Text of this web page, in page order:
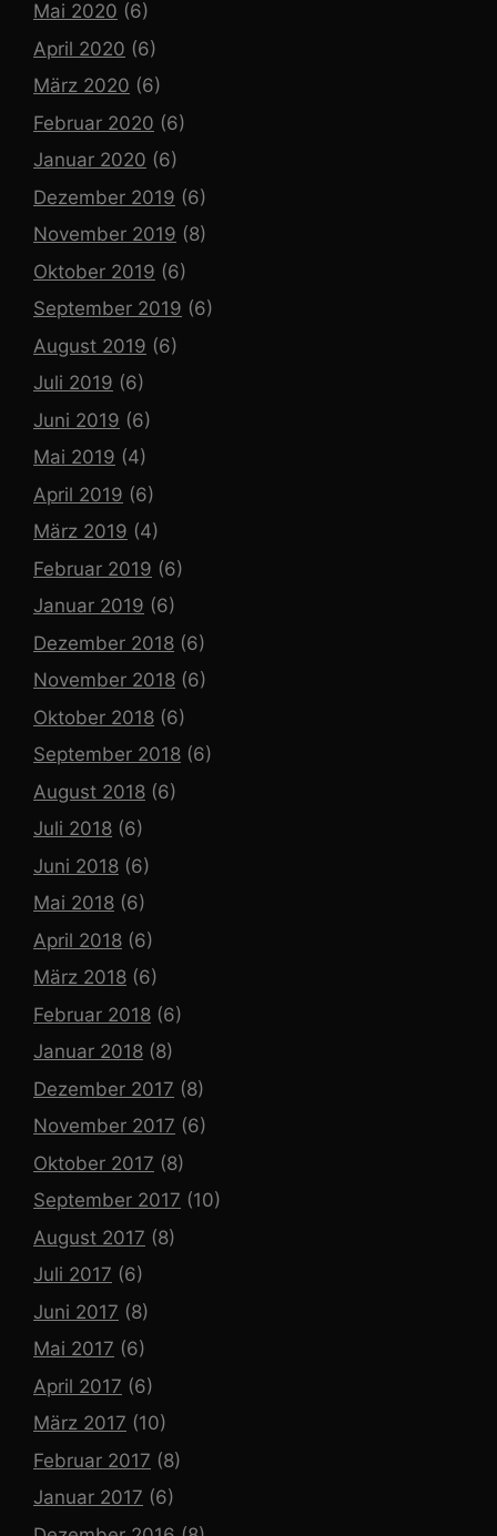
Mai 2020 (6)
April 2020 (6)
März 2020 (6)
Februar 2020 (6)
Januar 2020 (6)
Dezember 2019 (6)
November 2019 (8)
Oktober 2019 (6)
September 2019 (6)
August 2019 (6)
Juli 2019 (6)
Juni 2019 (6)
Mai 2019 (4)
April 2019 (6)
März 2019 (4)
Februar 2019 (6)
Januar 2019 (6)
Dezember 2018 (6)
November 2018 (6)
Oktober 2018 (6)
September 2018 (6)
August 2018 (6)
Juli 2018 (6)
Juni 2018 (6)
Mai 2018 (6)
April 2018 (6)
März 2018 (6)
Februar 2018 (6)
Januar 2018 (8)
Dezember 2017 (8)
November 2017 (6)
Oktober 2017 (8)
September 2017 (10)
August 2017 (8)
Juli 2017 (6)
Juni 2017 (8)
Mai 2017 (6)
April 2017 (6)
März 2017 (10)
Februar 2017 (8)
Januar 2017 (6)